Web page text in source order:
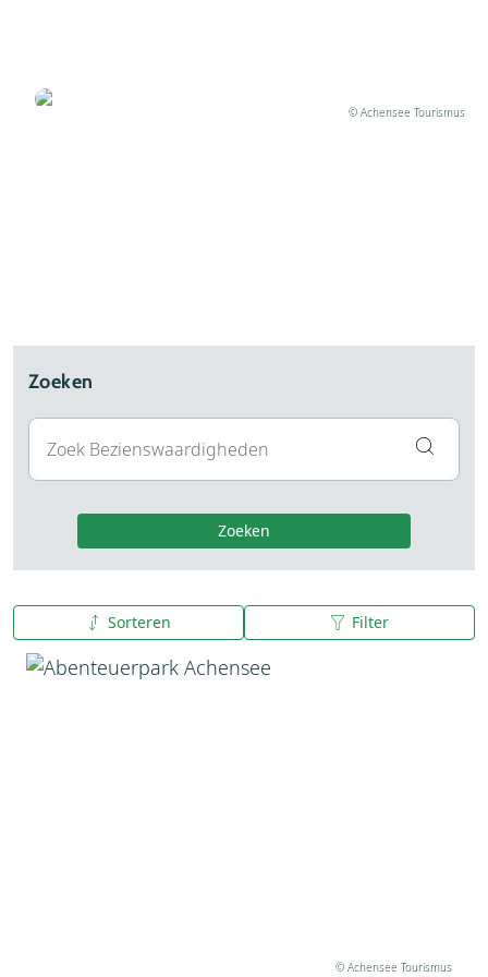
© Achensee Tourismus
Zoeken
Zoeken
Sorteren Filter
A tot Z
© Achensee Tourismus